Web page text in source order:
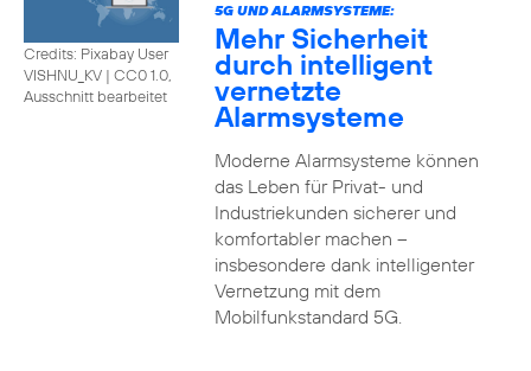
Credits: Pixabay User
VISHNU_KV | CC0 1.0,
Ausschnitt bearbeitet
5G UND ALARMSYSTEME:
Mehr Sicherheit
durch intelligent
vernetzte
Alarmsysteme
Moderne Alarmsysteme können
das Leben für Privat- und
Industriekunden sicherer und
komfortabler machen –
insbesondere dank intelligenter
Vernetzung mit dem
Mobilfunkstandard 5G.